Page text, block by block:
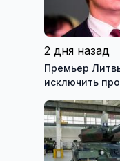
2 дня назад
Премьер
исключить